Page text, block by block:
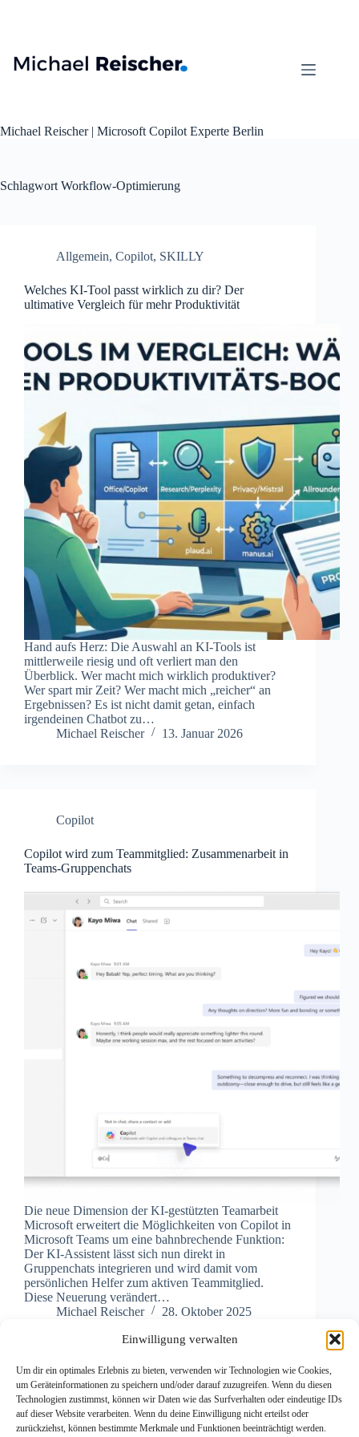
Einwilligung verwalten
Um dir ein optimales Erlebnis zu bieten, verwenden wir Technologien wie Cookies,
um Geräteinformationen zu speichern und/oder darauf zuzugreifen. Wenn du diesen
Technologien zustimmst, können wir Daten wie das Surfverhalten oder eindeutige IDs
auf dieser Website verarbeiten. Wenn du deine Einwilligung nicht erteilst oder
zurückziehst, können bestimmte Merkmale und Funktionen beeinträchtigt werden.
Michael Reischer | Microsoft Copilot Experte Berlin
Schlagwort Workflow-Optimierung
Allgemein, Copilot, SKILLY
Welches KI-Tool passt wirklich zu dir? Der
ultimative Vergleich für mehr Produktivität
Hand aufs Herz: Die Auswahl an KI-Tools ist
mittlerweile riesig und oft verliert man den
Überblick. Wer macht mich wirklich produktiver?
Wer spart mir Zeit? Wer macht mich „reicher“ an
Ergebnissen? Es ist nicht damit getan, einfach
irgendeinen Chatbot zu…
Michael Reischer
13. Januar 2026
Copilot
Copilot wird zum Teammitglied: Zusammenarbeit in
Teams-Gruppenchats
Die neue Dimension der KI-gestützten Teamarbeit
Microsoft erweitert die Möglichkeiten von Copilot in
Microsoft Teams um eine bahnbrechende Funktion:
Der KI-Assistent lässt sich nun direkt in
Gruppenchats integrieren und wird damit vom
persönlichen Helfer zum aktiven Teammitglied.
Diese Neuerung verändert…
Michael Reischer
28. Oktober 2025